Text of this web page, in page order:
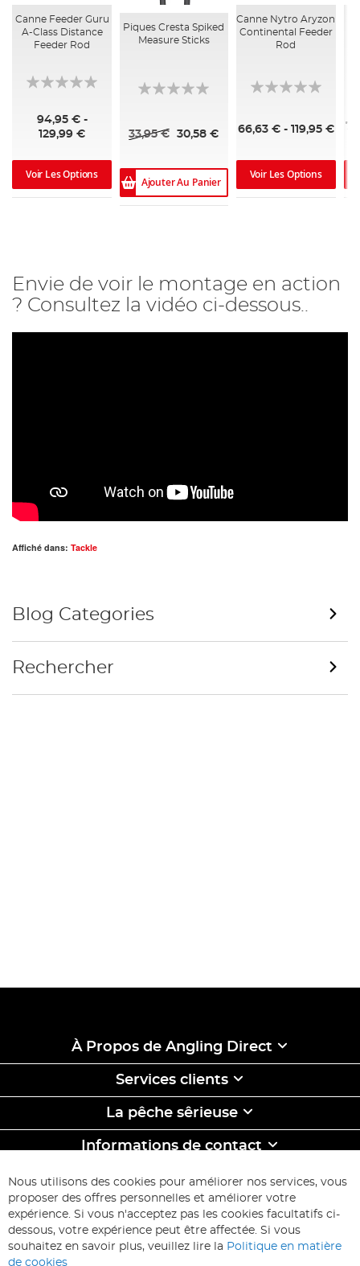
Canne Feeder Guru
A-Class Distance
Feeder Rod
94,95 € -
129,99 €
Voir Les Options
Piques Cresta Spiked
Measure Sticks
33,95 € 30,58 €
Ajouter Au Panier
Canne Nytro Aryzon
Continental Feeder
Rod
66,63 € - 119,95 €
Voir Les Options
Envie de voir le montage en action
? Consultez la vidéo ci-dessous..
Affiché dans: Tackle
Blog Categories
Rechercher
À Propos de Angling Direct
Services clients
La pêche sêrieuse
Informations de contact
ABONNEZ-VOUS & ECONOMISEZ
Inscription
à
d’information
Inscription
Nous utilisons des cookies pour améliorer nos services, vous
proposer des offres personnelles et améliorer votre
expérience. Si vous n'acceptez pas les cookies facultatifs ci-
dessous, votre expérience peut être affectée. Si vous
souhaitez en savoir plus, veuillez lire la Politique en matière
de cookies